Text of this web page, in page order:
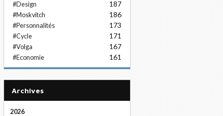
#Design 187
#Moskvitch 186
#Personnalités 173
#Cycle 171
#Volga 167
#Economie 161
Archives
2026